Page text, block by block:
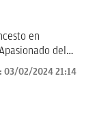
en
del
03/02/2024 21:14